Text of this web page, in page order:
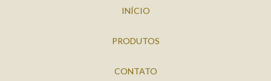
INÍCIO
PRODUTOS
CONTATO